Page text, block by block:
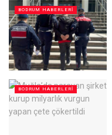
BODRUM HABERLERI
BODRUM HABERLERI